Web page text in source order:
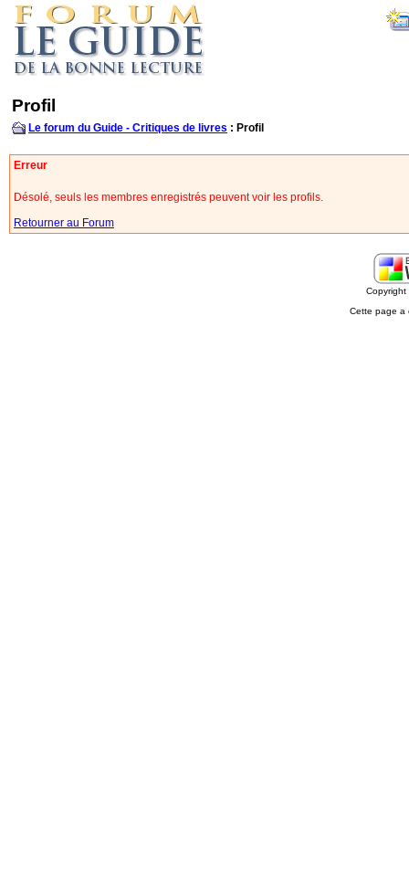
Profil
Le forum du Guide - Critiques de livres : Profil
Erreur
Désolé, seuls les membres enregistrés peuvent voir les profils.
Retourner au Forum
Cette page a